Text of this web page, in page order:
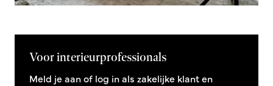
Voor interieurprofessionals
Meld je aan of log in als zakelijke klant en